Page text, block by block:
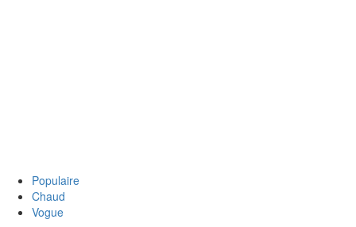
Populaire
Chaud
Vogue